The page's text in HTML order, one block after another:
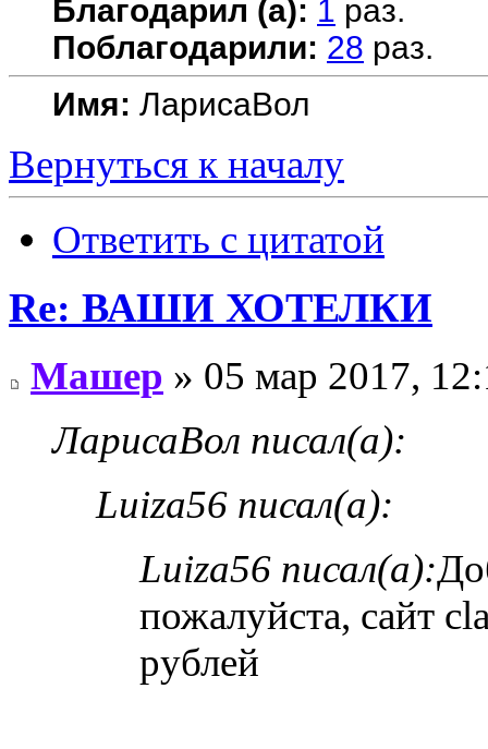
Благодарил (а): 1 раз.
Поблагодарили: 28 раз.
Имя: ЛарисаВол
Вернуться к началу
Ответить с цитатой
Re: ВАШИ ХОТЕЛКИ
Машер » 05 мар 2017,
ЛарисаВол писал(а):
Luiza56 писал(а):
Luiza56 писал(а):
пожалуйста, сайт
рублей